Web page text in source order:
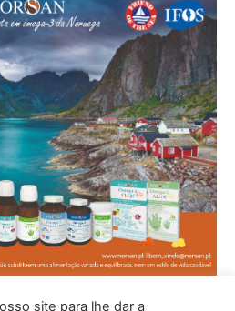
site para lhe dar a